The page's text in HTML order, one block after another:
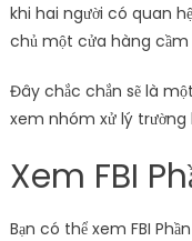
khi hai người có quan
chủ một cửa hàng cầm
Đây chắc chắn sẽ là
xem nhóm xử lý trường
Xem FBI
Bạn có thể xem FBI